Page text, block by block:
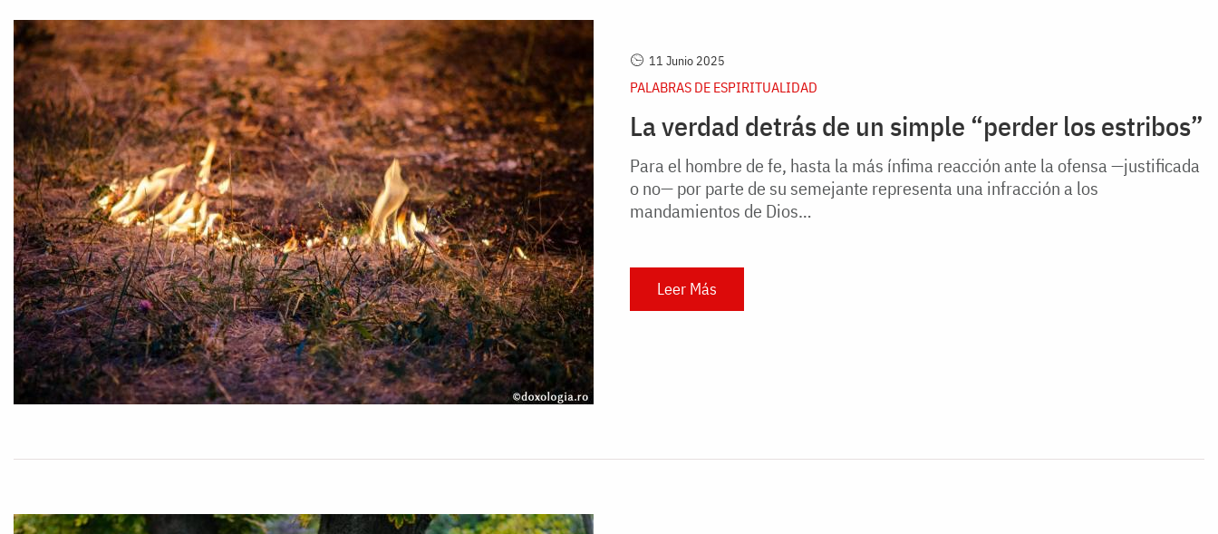
11 Junio 2025
PALABRAS DE ESPIRITUALIDAD
La verdad detrás de un simple “perder los estribos”
Para el hombre de fe, hasta la más ínfima reacción ante la ofensa —justificada
o no— por parte de su semejante representa una infracción a los
mandamientos de Dios…
Leer Más